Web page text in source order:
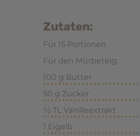
Zutaten:
Für 15 Portionen
Für den Mürbeteig:
100 g Butter
50 g Zucker
½ TL Vanilleextrakt
1 Eigelb